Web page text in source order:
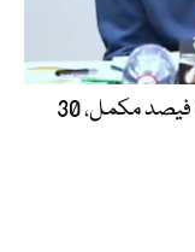
اسلام آباد سیف سٹی توسیعی منصوبہ 85 فیصد مکمل، 30